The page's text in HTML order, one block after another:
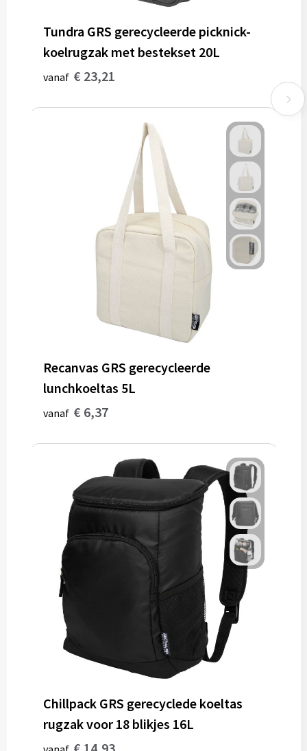
Tundra GRS gerecycleerde picknick-
koelrugzak met bestekset 20L
vanaf € 23,21
Recanvas GRS gerecycleerde
lunchkoeltas 5L
vanaf € 6,37
Chillpack GRS gerecyclede koeltas
rugzak voor 18 blikjes 16L